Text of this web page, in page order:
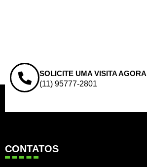
SOLICITE UMA VISITA AGORA
(11) 95777-2801
CONTATOS